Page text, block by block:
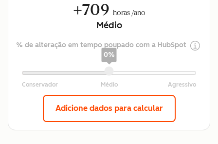
+709 horas /ano
Médio
% de alteração em tempo poupado com a HubSpot
0%
Adicione dados para calcular